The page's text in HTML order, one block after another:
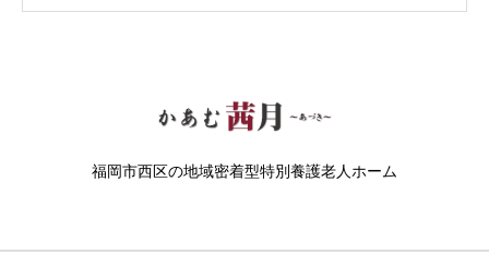
福岡市西区の地域密着型特別養護老人ホーム